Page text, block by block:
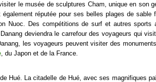
le musée de sculptures Cham, unique en son
réputée pour ses belles plages de sable
Nuoc. Des compétitions de surf et autres sports
deviendra le carrefour des voyageurs qui
les voyageurs peuvent visiter des
, du Japon et de la France.
Hué. La citadelle de Hué, avec ses magnifiques